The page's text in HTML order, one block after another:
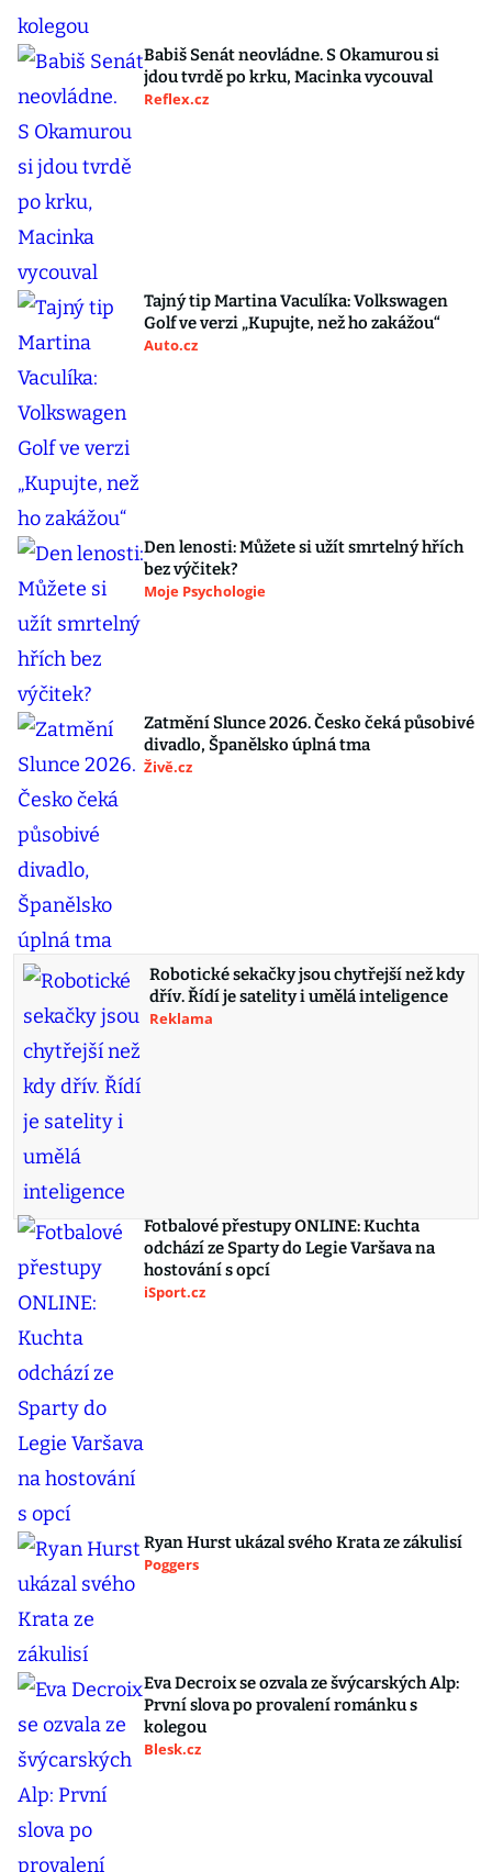
Babiš Senát neovládne. S Okamurou si
jdou tvrdě po krku, Macinka vycouval
Reflex.cz
Tajný tip Martina Vaculíka: Volkswagen
Golf ve verzi „Kupujte, než ho zakážou“
Auto.cz
Den lenosti: Můžete si užít smrtelný hřích
bez výčitek?
Moje Psychologie
Zatmění Slunce 2026. Česko čeká působivé
divadlo, Španělsko úplná tma
Živě.cz
Robotické sekačky jsou chytřejší než kdy
dřív. Řídí je satelity i umělá inteligence
Reklama
Fotbalové přestupy ONLINE: Kuchta
odchází ze Sparty do Legie Varšava na
hostování s opcí
iSport.cz
Ryan Hurst ukázal svého Krata ze zákulisí
Poggers
Eva Decroix se ozvala ze švýcarských Alp:
První slova po provalení románku s
kolegou
Blesk.cz